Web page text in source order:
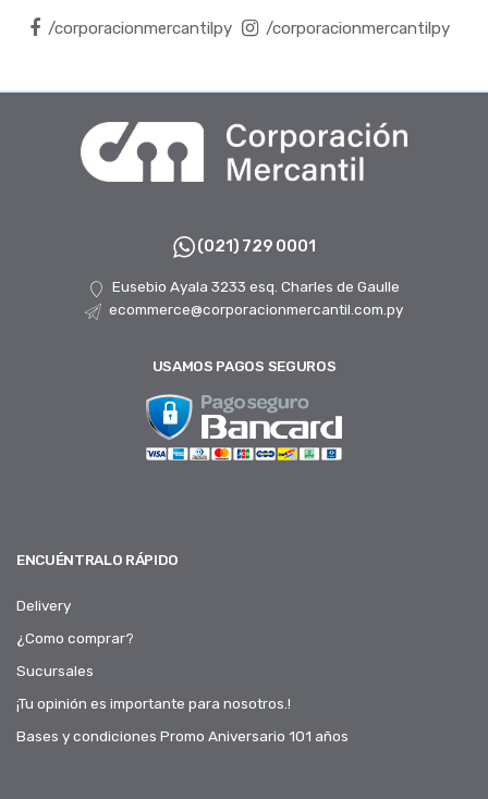
/corporacionmercantilpy /corporacionmercantilpy
(021) 729 0001
Eusebio Ayala 3233 esq. Charles de Gaulle
ecommerce@corporacionmercantil.com.py
USAMOS PAGOS SEGUROS
ENCUÉNTRALO RÁPIDO
Delivery
¿Como comprar?
Sucursales
¡Tu opinión es importante para nosotros.!
Bases y condiciones Promo Aniversario 101 años